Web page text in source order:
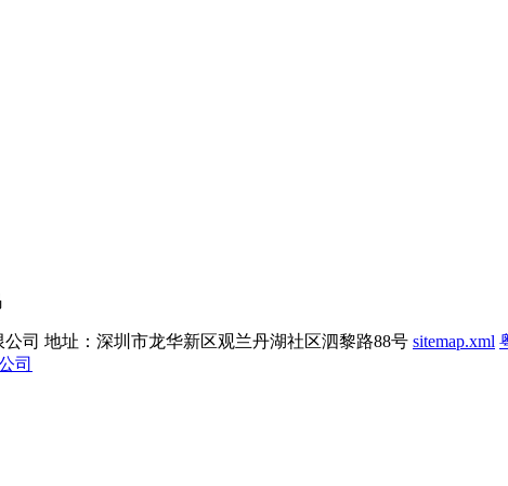
公司 地址：深圳市龙华新区观兰丹湖社区泗黎路88号 sitemap.xml
司